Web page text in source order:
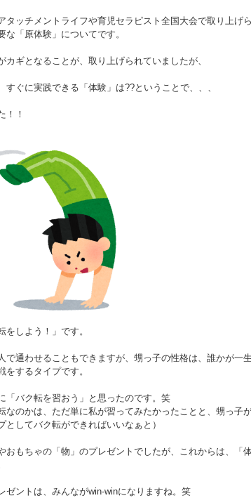
タッチメントライフや育児セラピスト全国大会で取り上げ
な「原体験」についてです。
カギとなることが、取り上げられていましたが、
すぐに実践できる「体験」は??ということで、、、
！！
をしよう！」です。
で通わせることもできますが、甥っ子の性格は、誰かが一
をするタイプです。
「バク転を習おう」と思ったのです。笑
なのかは、ただ単に私が習ってみたかったことと、甥っ子
としてバク転ができればいいなぁと）
おもちゃの「物」のプレゼントでしたが、これからは、「
ゼントは、みんながwin-winになりますね。笑